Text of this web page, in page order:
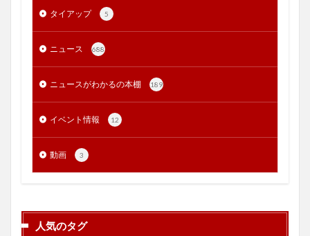
タイアップ 5
ニュース 688
ニュースがわかるの本棚 189
イベント情報 12
動画 3
人気のタグ